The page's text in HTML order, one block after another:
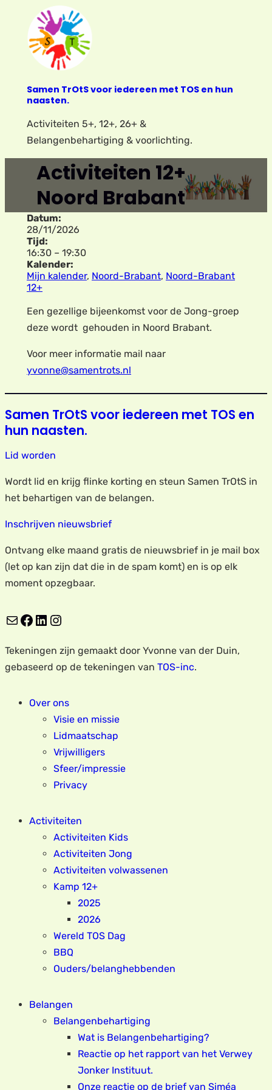
inhoud
Samen TrOtS voor iedereen met TOS en hun
naasten.
Activiteiten 5+, 12+, 26+ &
Belangenbehartiging & voorlichting.
Activiteiten 12+
Noord Brabant
Datum:
28/11/2026
Tijd:
16:30 – 19:30
Kalender:
Mijn kalender, Noord-Brabant, Noord-Brabant
12+
Een gezellige bijeenkomst voor de Jong-groep
deze wordt gehouden in Noord Brabant.
Voor meer informatie mail naar
yvonne@samentrots.nl
Samen TrOtS voor iedereen met TOS en
hun naasten.
Lid worden
Wordt lid en krijg flinke korting en steun Samen TrOtS in
het behartigen van de belangen.
Inschrijven nieuwsbrief
Ontvang elke maand gratis de nieuwsbrief in je mail box
(let op kan zijn dat die in de spam komt) en is op elk
moment opzegbaar.
E-mail Facebook LinkedIn Instagram
Tekeningen zijn gemaakt door Yvonne van der Duin,
gebaseerd op de tekeningen van TOS-inc.
Over ons
Visie en missie
Lidmaatschap
Vrijwilligers
Sfeer/impressie
Privacy
Activiteiten
Activiteiten Kids
Activiteiten Jong
Activiteiten volwassenen
Kamp 12+
2025
2026
Wereld TOS Dag
BBQ
Ouders/belanghebbenden
Belangen
Belangenbehartiging
Wat is Belangenbehartiging?
Reactie op het rapport van het Verwey
Jonker Instituut.
Onze reactie op de brief van Siméa